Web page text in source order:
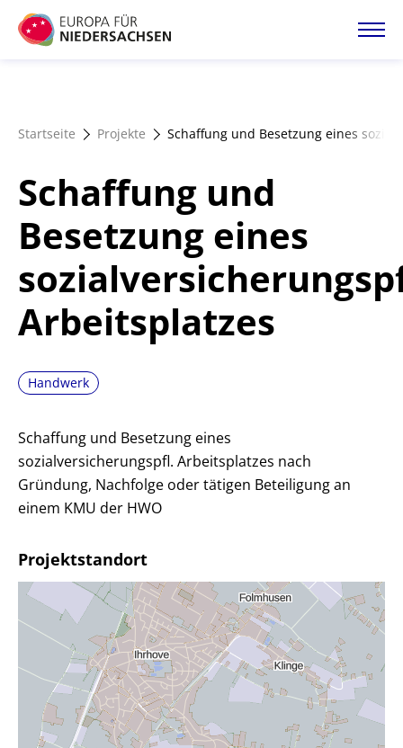
Direkt
zum
Förderangebote
Magazin
Startseite Projekte Schaffung und Besetzung eines
Schaffung und
Besetzung eines
Arbeitsplatzes
Handwerk
Schaffung und Besetzung eines
sozialversicherungspfl. Arbeitsplatzes nach
Gründung, Nachfolge oder tätigen Beteiligung an
einem KMU der HWO
Projektstandort